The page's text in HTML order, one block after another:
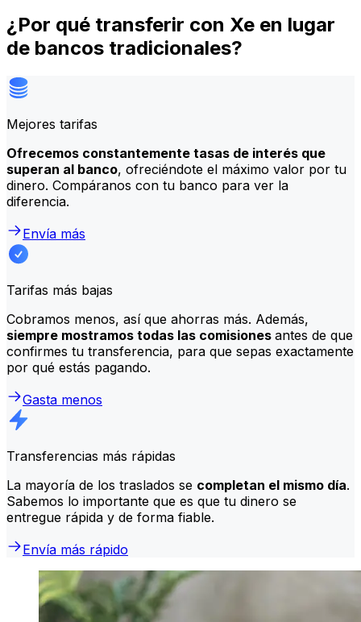
¿Por qué transferir con Xe en lugar
de bancos tradicionales?
Mejores tarifas
Ofrecemos constantemente tasas de interés que
superan al banco, ofreciéndote el máximo valor por tu
dinero. Compáranos con tu banco para ver la
diferencia.
Envía más
Tarifas más bajas
Cobramos menos, así que ahorras más. Además,
siempre mostramos todas las comisiones antes de que
confirmes tu transferencia, para que sepas exactamente
por qué estás pagando.
Gasta menos
Transferencias más rápidas
La mayoría de los traslados se completan el mismo día.
Sabemos lo importante que es que tu dinero se
entregue rápida y de forma fiable.
Envía más rápido